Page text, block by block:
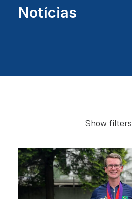
Notícias
Show filters